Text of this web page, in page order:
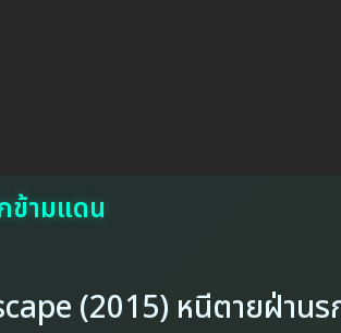
ข้ามแดน
(2015) หนีตายฝ่าน